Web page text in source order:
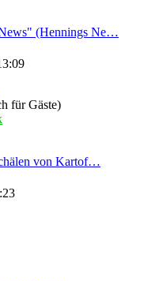
(Hennings Ne…
für Gäste)
von Kartof…